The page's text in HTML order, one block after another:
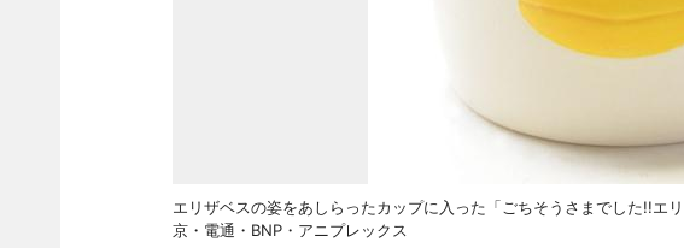
エリザベスの姿をあしらったカップに入った「ごちそうさまでした!!
京・電通・BNP・アニプレックス